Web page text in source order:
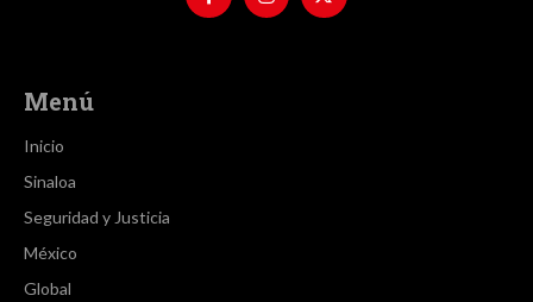
Menú
Inicio
Sinaloa
Seguridad y Justicia
México
Global